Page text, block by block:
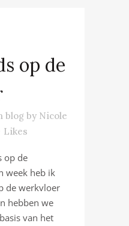
op de
blog by Nicole
Likes
op de
week heb ik
de werkvloer
hebben we
van het